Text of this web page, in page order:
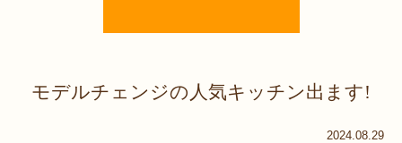
モデルチェンジの人気キッチン出ます!
2024.08.29